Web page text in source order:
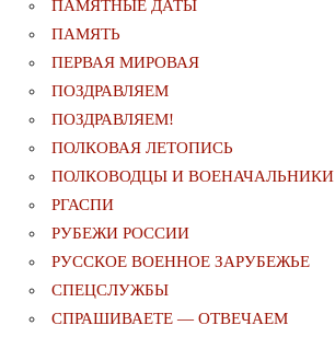
ПАМЯТНЫЕ ДАТЫ
ПАМЯТЬ
ПЕРВАЯ МИРОВАЯ
ПОЗДРАВЛЯЕМ
ПОЗДРАВЛЯЕМ!
ПОЛКОВАЯ ЛЕТОПИСЬ
ПОЛКОВОДЦЫ И ВОЕНАЧАЛЬНИКИ
РГАСПИ
РУБЕЖИ РОССИИ
РУССКОЕ ВОЕННОЕ ЗАРУБЕЖЬЕ
СПЕЦСЛУЖБЫ
СПРАШИВАЕТЕ — ОТВЕЧАЕМ